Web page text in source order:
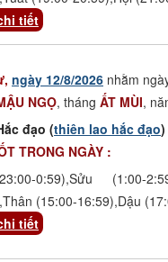
tiết
ngày 12/8/2026 nhằm
NGỌ, tháng ẤT MÙI,
đạo (thiên lao hắc đạo)
TRONG NGÀY :
0:59),Sửu (1:00-
(15:00-16:59),Dậu
tiết